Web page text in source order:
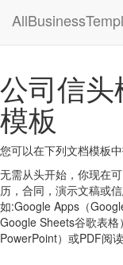
公司信
模板
您可以在下列文档模板
无需从头开始，你现在
历，合同，演示文稿或
如:Google Apps（
Google Sheets谷歌表格
PowerPoint）或PDF阅读